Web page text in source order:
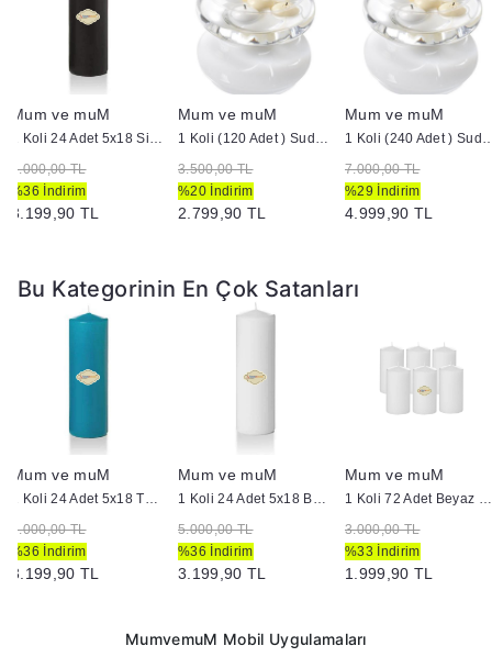
Mum ve muM
1 Koli 24 Adet 5x18 Siyah Silindir Kütük Mum
5.000,00 TL
%36 İndirim
3.199,90 TL
Mum ve muM
1 Koli (120 Adet ) Suda Yüzen Mum
3.500,00 TL
%20 İndirim
2.799,90 TL
Mum ve muM
1 Koli (240 Adet )
7.000,00 TL
%29 İndirim
4.999,90 TL
Bu Kategorinin En Çok Satanları
Mum ve muM
1 Koli 24 Adet 5x18 Turkuaz Silindir Kütük Mum
5.000,00 TL
%36 İndirim
3.199,90 TL
Mum ve muM
1 Koli 24 Adet 5x18 Beyaz Silindir Kütük Mum
5.000,00 TL
%36 İndirim
3.199,90 TL
Mum ve muM
1 Koli 72 Adet Beyaz Bar Mum
3.000,00 TL
%33 İndirim
1.999,90 TL
MumvemuM Mobil Uygulamaları